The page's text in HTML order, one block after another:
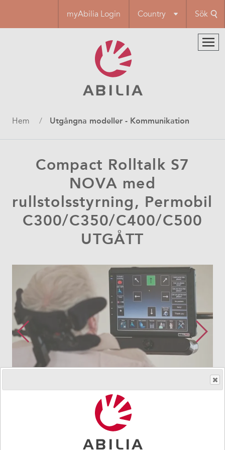
huvudinnehåll
myAbilia Login Country Sök
Länkstig
Hem Utgångna modeller - Kommunikation
Compact Rolltalk S7
NOVA med
rullstolsstyrning, Permobil
C300/C350/C400/C500
UTGÅTT
Så får du ett hjälpmedel